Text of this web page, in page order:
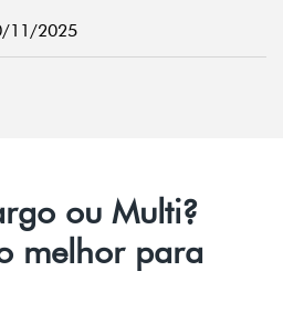
11/2025
ou Multi?
melhor para